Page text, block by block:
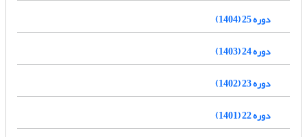
دوره 25 (1404)
دوره 24 (1403)
دوره 23 (1402)
دوره 22 (1401)